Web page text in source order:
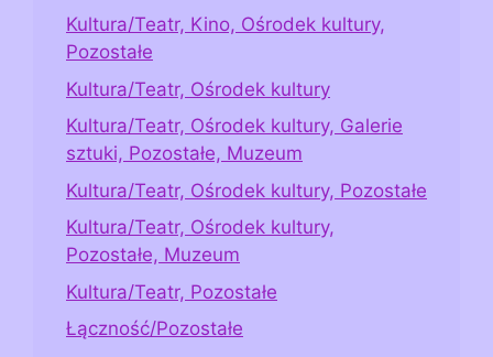
Kultura/Teatr, Kino, Ośrodek kultury,
Pozostałe
Kultura/Teatr, Ośrodek kultury
Kultura/Teatr, Ośrodek kultury, Galerie
sztuki, Pozostałe, Muzeum
Kultura/Teatr, Ośrodek kultury, Pozostałe
Kultura/Teatr, Ośrodek kultury,
Pozostałe, Muzeum
Kultura/Teatr, Pozostałe
Łączność/Pozostałe